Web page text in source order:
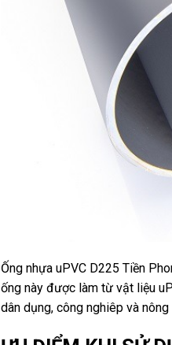
Ống nhựa uPVC D225 Tiền
ống này được làm từ vật liệu
dân dụng, công nghiêp và